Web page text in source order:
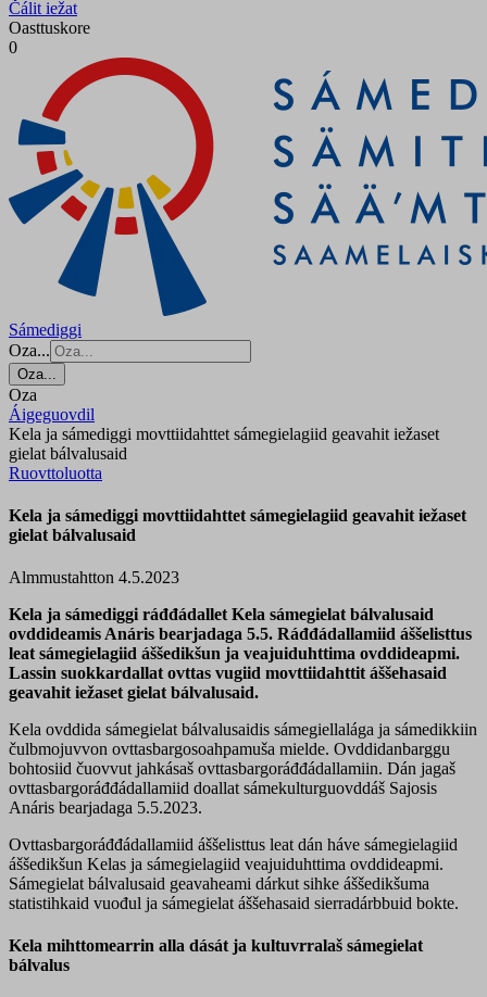
Čálit iežat
Oasttuskore
0
Sámediggi
Oza...
Oza...
Oza
Áigeguovdil
Kela ja sámediggi movttiidahttet sámegielagiid geavahit iežaset
gielat bálvalusaid
Ruovttoluotta
Kela ja sámediggi movttiidahttet sámegielagiid geavahit iežaset
gielat bálvalusaid
Almmustahtton 4.5.2023
Kela ja sámediggi ráđđádallet Kela sámegielat bálvalusaid
ovddideamis Anáris bearjadaga 5.5. Ráđđádallamiid áššelisttus
leat sámegielagiid áššedikšun ja veajuiduhttima ovddideapmi.
Lassin suokkardallat ovttas vugiid movttiidahttit áššehasaid
geavahit iežaset gielat bálvalusaid.
Kela ovddida sámegielat bálvalusaidis sámegiellalága ja sámedikkiin
čulbmojuvvon ovttasbargosoahpamuša mielde. Ovddidanbarggu
bohtosiid čuovvut jahkásaš ovttasbargoráđđádallamiin. Dán jagaš
ovttasbargoráđđádallamiid doallat sámekulturguovddáš Sajosis
Anáris bearjadaga 5.5.2023.
Ovttasbargoráđđádallamiid áššelisttus leat dán háve sámegielagiid
áššedikšun Kelas ja sámegielagiid veajuiduhttima ovddideapmi.
Sámegielat bálvalusaid geavaheami dárkut sihke áššedikšuma
statistihkaid vuođul ja sámegielat áššehasaid sierradárbbuid bokte.
Kela mihttomearrin alla dását ja kultuvrralaš sámegielat
bálvalus